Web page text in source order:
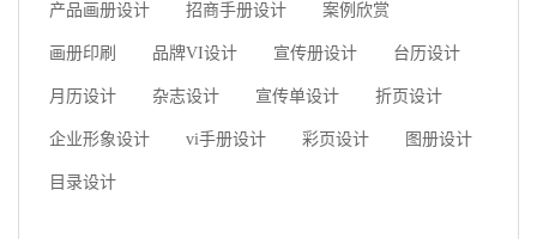
产品画册设计 招商手册设计 案例欣赏
画册印刷 品牌VI设计 宣传册设计 台历设计
月历设计 杂志设计 宣传单设计 折页设计
企业形象设计 vi手册设计 彩页设计 图册设计
目录设计